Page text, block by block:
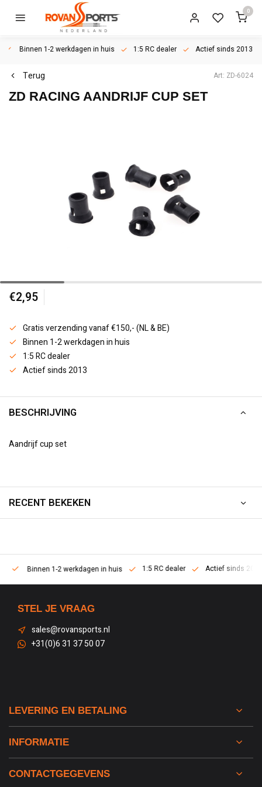
0
Binnen 1-2 werkdagen in huis 1:5 RC dealer Actief sinds 2013
Terug Art: ZD-6024
ZD RACING AANDRIJF CUP SET
€2,95
Gratis verzending vanaf €150,- (NL & BE)
Binnen 1-2 werkdagen in huis
1:5 RC dealer
Actief sinds 2013
BESCHRIJVING
Aandrijf cup set
RECENT BEKEKEN
Binnen 1-2 werkdagen in huis 1:5 RC dealer Actief sinds 2013
STEL JE VRAAG
sales@rovansports.nl
+31(0)6 31 37 50 07
LEVERING EN BETALING
INFORMATIE
CONTACTGEGEVENS